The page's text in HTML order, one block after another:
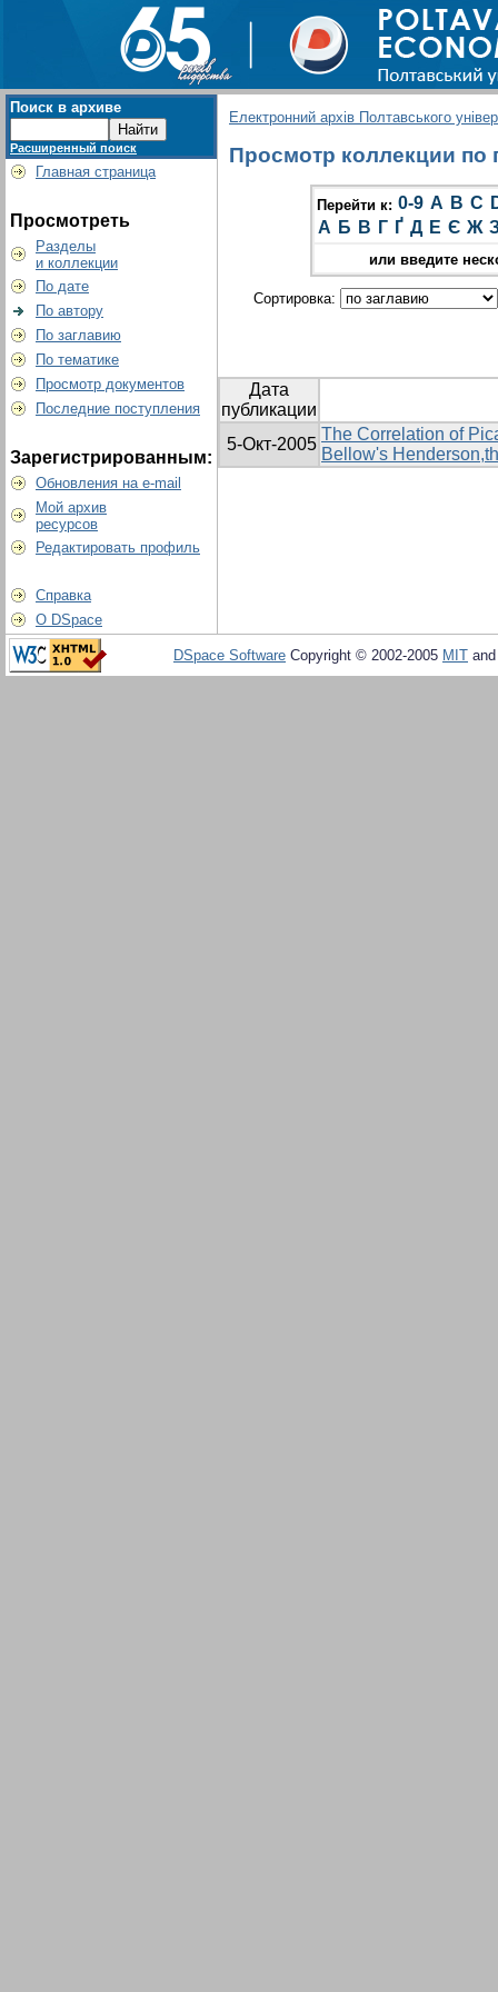
Поиск в архиве
Расширенный поиск
Главная страница
Просмотреть
Разделы
и коллекции
По дате
По автору
По заглавию
По тематике
Просмотр документов
Последние поступления
Зарегистрированным:
Обновления на e-mail
Мой архив
ресурсов
Редактировать профиль
Справка
О DSpace
Електронний архів Полтавського
Просмотр коллекции по
Перейти к: 0-9 A B C
А Б В Г Ґ Д Е Є Ж
или введите
Сортировка:
Дата
публикации
5-Окт-2005
The Correlation of
Bellow's
DSpace Software Copyright © 2002-2005 MIT